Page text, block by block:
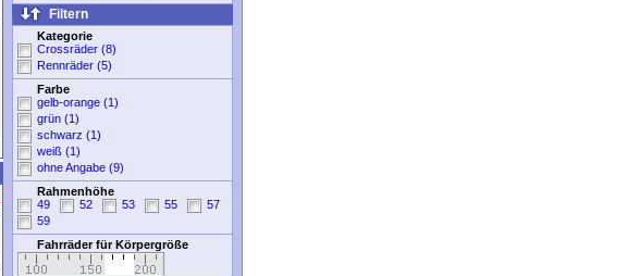
Filtern
Kategorie
Crossräder (8)
Rennräder (5)
Farbe
gelb-orange (1)
grün (1)
schwarz (1)
weiß (1)
ohne Angabe (9)
Rahmenhöhe
49
52 53 55
57
59
Fahrräder für Körpergröße